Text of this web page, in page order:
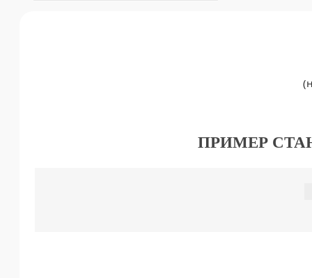
ПРИМЕР